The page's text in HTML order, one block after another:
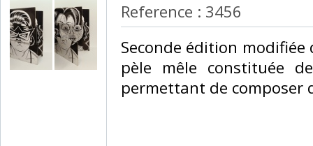
Reference : 3456
‎Seconde édition
pèle mêle constituée
permettant de composer